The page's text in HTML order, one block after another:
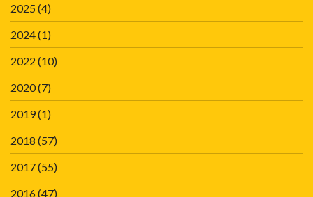
2025(4)
2024(1)
2022 (10)
2020(7)
2019(1)
2018 (57)
2017(55)
2016(47)